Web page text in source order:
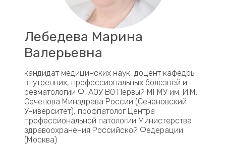
Лебедева Марина
Валерьевна
кандидат медицинских наук, доцент кафедры
внутренних, профессиональных болезней и
ревматологии ФГАОУ ВО Первый МГМУ им. И.М.
Сеченова Минздрава России (Сеченовский
Университет), профпатолог Центра
профессиональной патологии Министерства
здравоохранения Российской Федерации
(Москва)